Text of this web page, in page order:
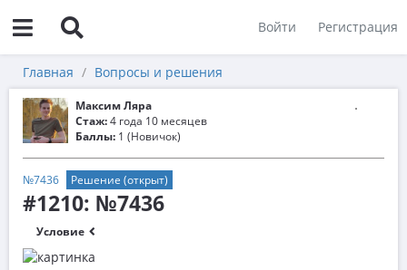
Войти Регистрация
Главная Вопросы и решения
Максим Ляра
Стаж:4 года 10 месяцев
Баллы: 1 (Новичок)
№7436 Решение (открыт)
#1210: №7436
Условие